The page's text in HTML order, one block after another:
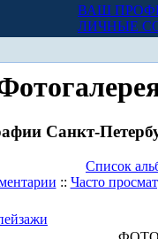
ВАШ
ЛИЧНЫЕ
Санкт-
Список
:: Часто